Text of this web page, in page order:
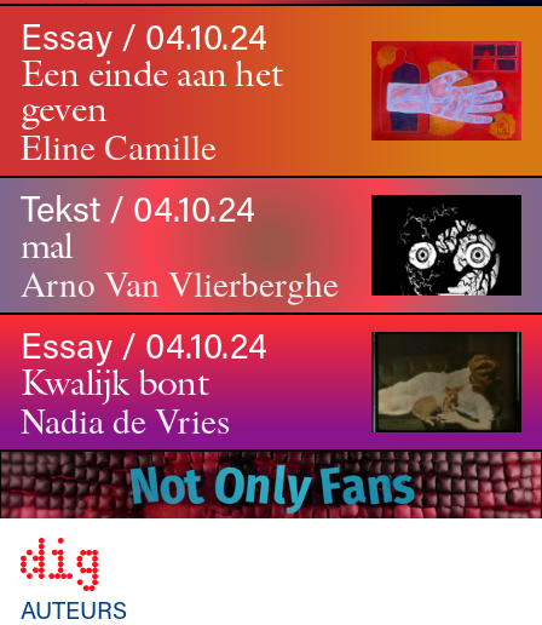
Essay / 04.10.24
Een einde aan het
geven
Eline Camille
Tekst / 04.10.24
mal
Arno Van Vlierberghe
Essay / 04.10.24
Kwalijk bont
Nadia de Vries
AUTEURS